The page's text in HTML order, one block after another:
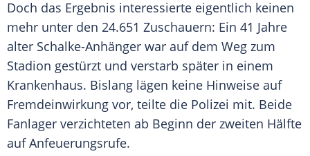
Doch das Ergebnis interessierte eigentlich keinen
mehr unter den 24.651 Zuschauern: Ein 41 Jahre
alter Schalke-Anhänger war auf dem Weg zum
Stadion gestürzt und verstarb später in einem
Krankenhaus. Bislang lägen keine Hinweise auf
Fremdeinwirkung vor, teilte die Polizei mit. Beide
Fanlager verzichteten ab Beginn der zweiten Hälfte
auf Anfeuerungsrufe.